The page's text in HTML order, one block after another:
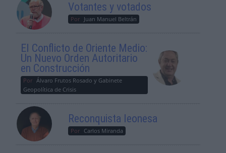
Votantes y votados
Por Juan Manuel Beltrán
El Conflicto de Oriente Medio:
Un Nuevo Orden Autoritario
en Construcción
Por Álvaro Frutos Rosado y Gabinete
Geopolítica de Crisis
Reconquista leonesa
Por Carlos Miranda